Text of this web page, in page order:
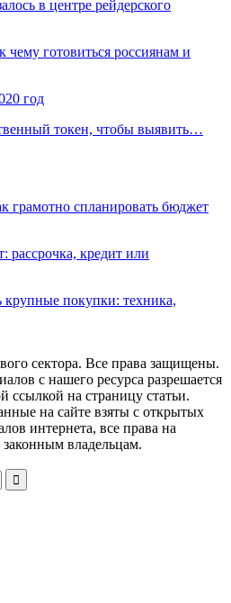
в центре рейдерского
готовиться россиянам и
год
токен, чтобы выявить…
грамотно спланировать бюджет
рассрочка, кредит или
крупные покупки: техника,
сектора. Все права защищены.
с нашего ресурса разрешается
ссылкой на страницу статьи.
на сайте взяты с открытых
интернета, все права на
владельцам.